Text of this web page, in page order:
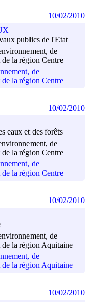
publics de l'Etat
de
la région Centre
de
la région Centre
10/02/2010
eaux et des forêts
de
la région Centre
de
la région Centre
10/02/2010
de
de la région Aquitaine
de
de la région Aquitaine
10/02/2010
10/02/2010